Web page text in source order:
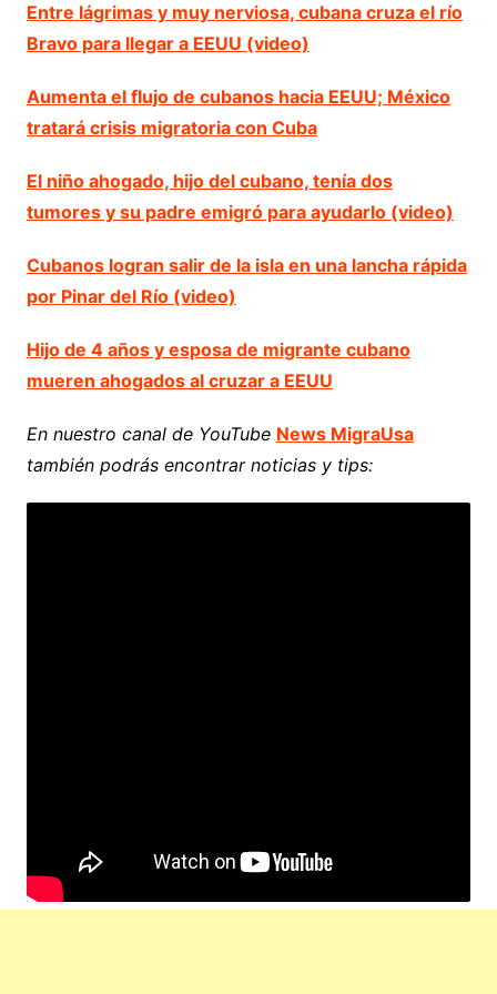
Entre lágrimas y muy nerviosa, cubana cruza el río
Bravo para llegar a EEUU (video)
Aumenta el flujo de cubanos hacia EEUU; México
tratará crisis migratoria con Cuba
El niño ahogado, hijo del cubano, tenía dos
tumores y su padre emigró para ayudarlo (video)
Cubanos logran salir de la isla en una lancha rápida
por Pinar del Río (video)
Hijo de 4 años y esposa de migrante cubano
mueren ahogados al cruzar a EEUU
En nuestro canal de YouTube News MigraUsa
también podrás encontrar noticias y tips: